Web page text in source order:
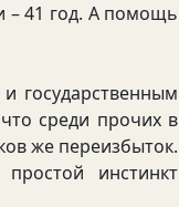
– 41 год. А помощь
среди прочих в
же переизбыток.
инстинкт